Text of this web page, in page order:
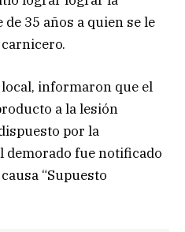
35 años a quien se le
informaron que el
a la lesión
por la
fue notificado
“Supuesto